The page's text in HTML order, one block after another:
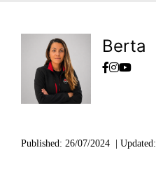
Berta
Published: 26/07/2024 Updated: